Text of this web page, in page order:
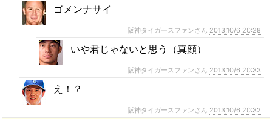
ゴメンナサイ
阪神タイガースファンさん 2013,10/6 20:28
いや君じゃないと思う（真顔）
阪神タイガースファンさん 2013,10/6 20:33
え！？
阪神タイガースファンさん 2013,10/6 20:32